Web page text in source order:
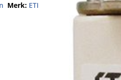
Merk: ETI